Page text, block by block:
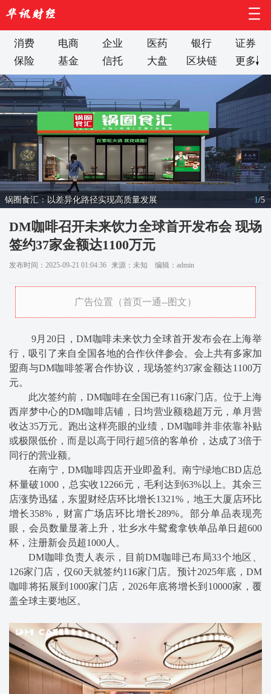
消费 电商 企业 医药 银行
证券
保险
基金 信托 大盘 区块链 更多
锅圈食汇：以差异化路径实现高质量发展 1/5
DM咖啡召开未来饮力全球首开发布会 现场
签约37家金额达1100万元
发布时间：2025-09-21 01:04:36 来源：未知 编辑：admin
广告位置（首页一通--图文）
9月20日，DM咖啡未来饮力全球首开发布会在上海举
行，吸引了来自全国各地的合作伙伴参会。会上共有多家加
盟商与DM咖啡签署合作协议，现场签约37家金额达1100万
元。
此次签约前，DM咖啡在全国已有116家门店。位于上海
西岸梦中心的DM咖啡店铺，日均营业额稳超万元，单月营
收达35万元。跑出这样亮眼的业绩，DM咖啡并非依靠补贴
或极限低价，而是以高于同行超5倍的客单价，达成了3倍于
同行的营业额。
在南宁，DM咖啡四店开业即盈利。南宁绿地CBD店总
杯量破1000，总实收12266元，毛利达到63%以上。其余三
店涨势迅猛，东盟财经店环比增长1321%，地王大厦店环比
增长358%，财富广场店环比增长289%。部分单品表现亮
眼，会员数量显著上升，壮乡水牛鸳鸯拿铁单品单日超600
杯，注册新会员超1000人。
DM咖啡负责人表示，目前DM咖啡已布局33个地区、
126家门店，仅60天就签约116家门店。预计2025年底，DM
咖啡将拓展到1000家门店，2026年底将增长到10000家，覆
盖全球主要地区。